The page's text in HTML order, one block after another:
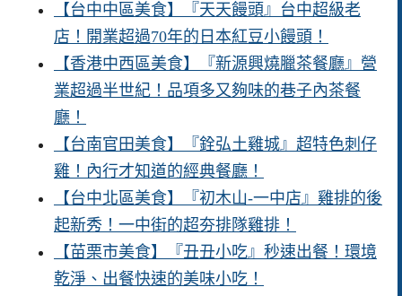
【台中中區美食】『天天饅頭』台中超級老
店！開業超過70年的日本紅豆小饅頭！
【香港中西區美食】『新源興燒臘茶餐廳』營
業超過半世紀！品項多又夠味的巷子內茶餐
廳！
【台南官田美食】『銓弘土雞城』超特色刺仔
雞！內行才知道的經典餐廳！
【台中北區美食】『初木山-一中店』雞排的後
起新秀！一中街的超夯排隊雞排！
【苗栗市美食】『丑丑小吃』秒速出餐！環境
乾淨、出餐快速的美味小吃！